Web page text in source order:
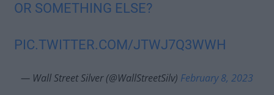
OR SOMETHING ELSE?
PIC.TWITTER.COM/JTWJ7Q3WWH
— Wall Street Silver (@WallStreetSilv) February 8, 2023